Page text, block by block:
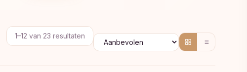
1–12 van 23 resultaten Gesorteerd
op